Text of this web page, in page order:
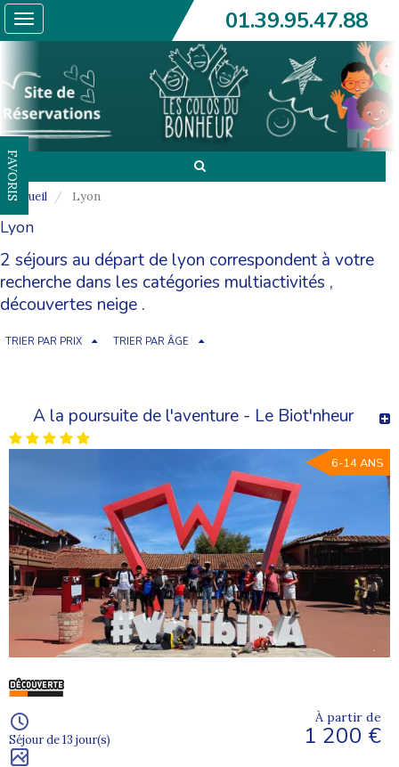
Toggle
navigation
01.39.95.47.88
FAVORIS
Accueil Lyon
Lyon
2 séjours au départ de lyon correspondent à votre
recherche dans les catégories multiactivités ,
découvertes neige .
TRIER PAR PRIX TRIER PAR ÂGE
A la poursuite de l'aventure - Le Biot'nheur
6-14 ANS
Séjour de 13 jour(s)
À partir de
1 200 €